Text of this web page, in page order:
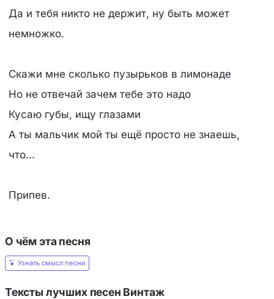
Да и тебя никто не держит, ну быть может
немножко.
Скажи мне сколько пузырьков в лимонаде
Но не отвечай зачем тебе это надо
Кусаю губы, ищу глазами
А ты мальчик мой ты ещё просто не знаешь,
что...
Припев.
О чём эта песня
Узнать смысл песни
Тексты лучших песен Винтаж